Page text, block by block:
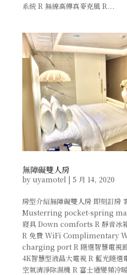
系統 R 無線高傳真麥克風 R...
無障礙雙人房
by uyamotel | 5 月 14, 2020
房型介紹無障礙雙人房 即刻訂房
Musterring pocket-spring
寢具 Down comforts R 靜音
R 免費 WiFi Complimentary
charging port R 隨選智慧電視
4K智慧型液晶大電視 R 藍光隨選
空氣清淨除濕機 R 富士通變頻